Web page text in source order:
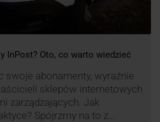
InPost? Oto, co warto wiedzieć
swoje abonamenty, wyraźnie
sklepów internetowych
zarządzających. Jak
Spójrzmy na to z